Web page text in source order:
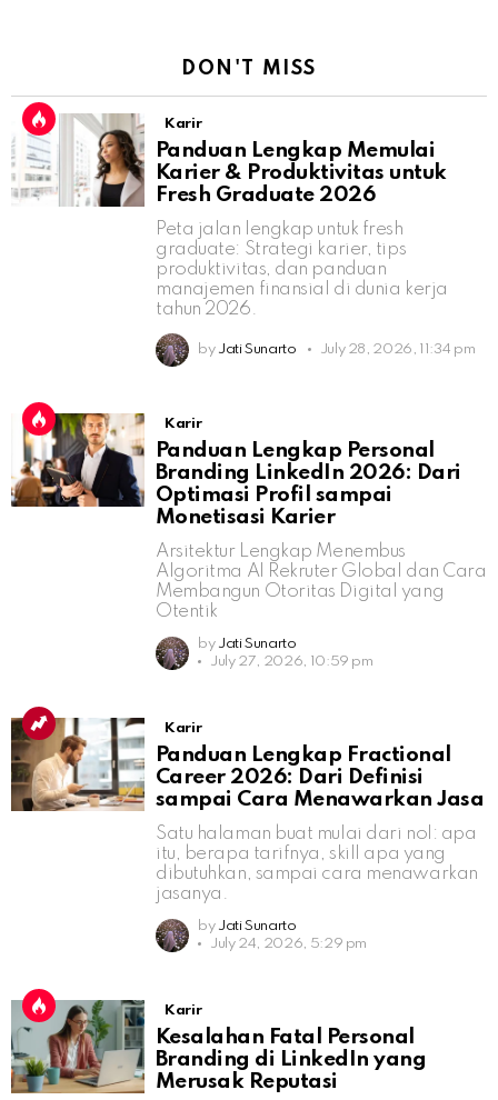
DON'T MISS
Karir
Panduan Lengkap Memulai
Karier & Produktivitas untuk
Fresh Graduate 2026
Peta jalan lengkap untuk fresh
graduate: Strategi karier, tips
produktivitas, dan panduan
manajemen finansial di dunia kerja
tahun 2026.
by Jati Sunarto July 28, 2026, 11:34 pm
Karir
Panduan Lengkap Personal
Branding LinkedIn 2026: Dari
Optimasi Profil sampai
Monetisasi Karier
Arsitektur Lengkap Menembus
Algoritma AI Rekruter Global dan Cara
Membangun Otoritas Digital yang
Otentik
by Jati Sunarto
July 27, 2026, 10:59 pm
Karir
Panduan Lengkap Fractional
Career 2026: Dari Definisi
sampai Cara Menawarkan Jasa
Satu halaman buat mulai dari nol: apa
itu, berapa tarifnya, skill apa yang
dibutuhkan, sampai cara menawarkan
jasanya.
by Jati Sunarto
July 24, 2026, 5:29 pm
Karir
Kesalahan Fatal Personal
Branding di LinkedIn yang
Merusak Reputasi